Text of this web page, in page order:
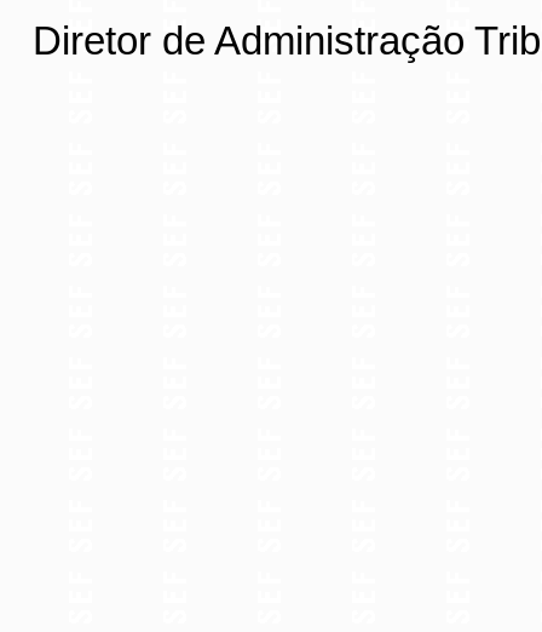
Diretor de Administração